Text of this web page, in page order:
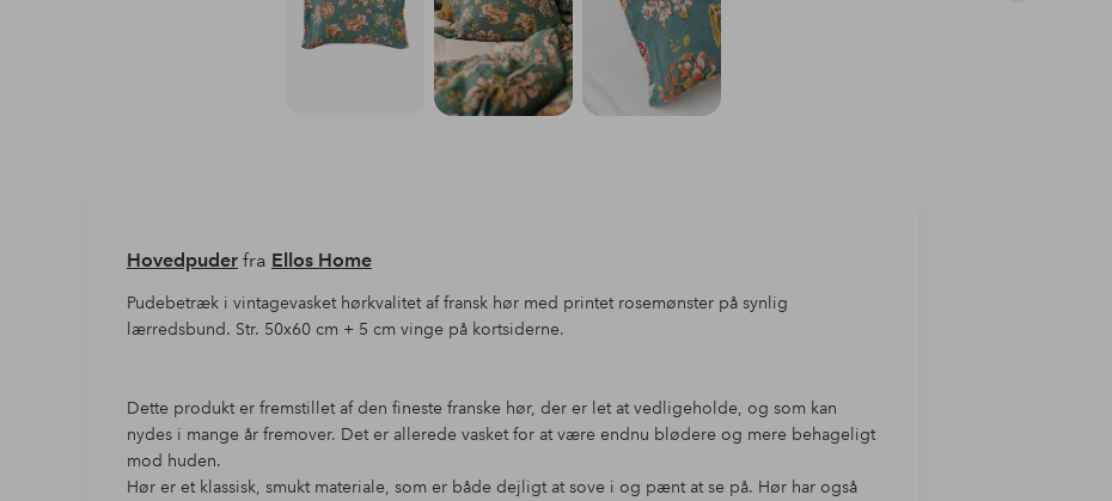
Hovedpuderfra Ellos Home
Pudebetræk i vintagevasket hørkvalitet af fransk hør med printet rosemønster på synlig
lærredsbund. Str. 50x60 cm + 5 cm vinge på kortsiderne.
Dette produkt er fremstillet af den fineste franske hør, der er let at vedligeholde, og som kan
nydes i mange år fremover. Det er allerede vasket for at være endnu blødere og mere behageligt
mod huden.
Hør er et klassisk, smukt materiale, som er både dejligt at sove i og pænt at se på. Hør har også